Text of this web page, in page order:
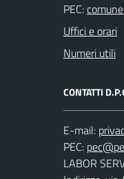
PEC:
Uffici e orari
Numeri utili
CONTATTI
E-mail:
PEC:
LABOR